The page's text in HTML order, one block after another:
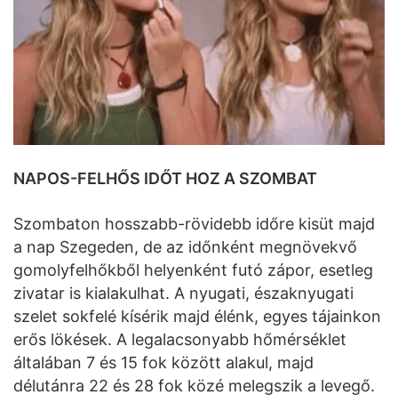
NAPOS-FELHŐS IDŐT HOZ A SZOMBAT
Szombaton hosszabb-rövidebb időre kisüt majd
a nap Szegeden, de az időnként megnövekvő
gomolyfelhőkből helyenként futó zápor, esetleg
zivatar is kialakulhat. A nyugati, északnyugati
szelet sokfelé kísérik majd élénk, egyes tájainkon
erős lökések. A legalacsonyabb hőmérséklet
általában 7 és 15 fok között alakul, majd
délutánra 22 és 28 fok közé melegszik a levegő.